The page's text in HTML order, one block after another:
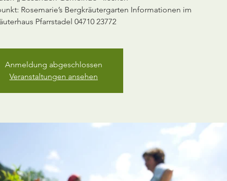
Rosemarie’s Bergkräutergarten Informationen im
Kräuterhaus Pfarrstadel 04710 23772
Anmeldung abgeschlossen
Veranstaltungen ansehen